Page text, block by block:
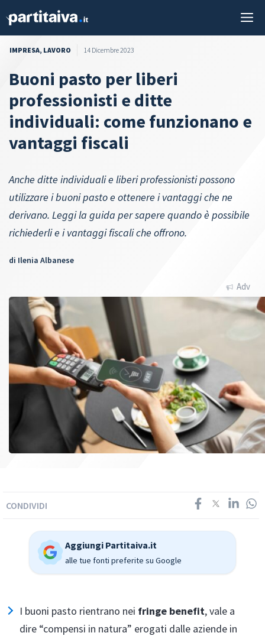
IMPRESA, LAVORO 14 Dicembre 2023
Buoni pasto per liberi
professionisti e ditte
individuali: come funzionano e
vantaggi fiscali
Anche ditte individuali e liberi professionisti possono
utilizzare i buoni pasto e ottenere i vantaggi che ne
derivano. Leggi la guida per sapere quando è possibile
richiederli e i vantaggi fiscali che offrono.
di Ilenia Albanese
Adv
CONDIVIDI
Aggiungi Partitaiva.it
alle tue fonti preferite su Google
I buoni pasto rientrano nei fringe benefit, vale a
dire “compensi in natura” erogati dalle aziende in